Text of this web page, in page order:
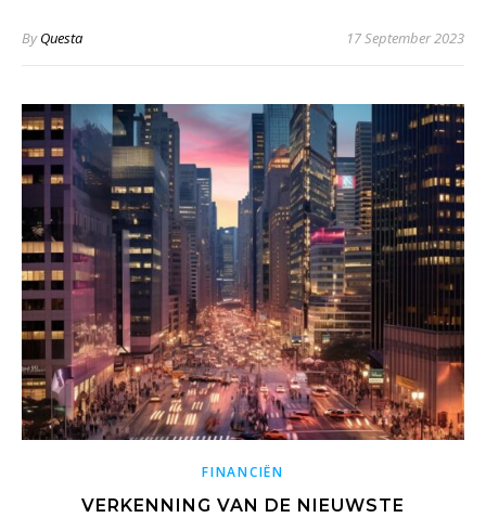
ByQuesta 17 September 2023
FINANCIËN
VERKENNING VAN DE NIEUWSTE